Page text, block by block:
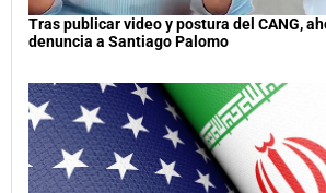
Tras publicar video y postura del CANG,
denuncia a Santiago Palomo